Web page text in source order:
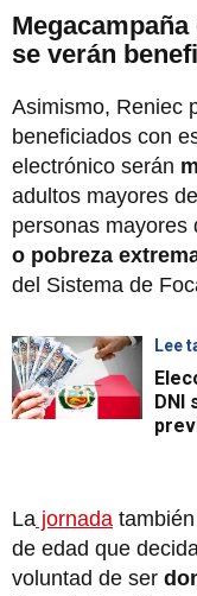
se verán
Asimismo, Reniec
beneficiados con
electrónico serán
adultos mayores
personas mayores
o pobreza
del Sistema de
Lee
DNI
La jornada
de edad que
voluntad de ser